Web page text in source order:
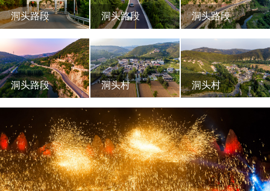
洞头路段 洞头路段 洞头路段
洞头路段 洞头村 洞头村